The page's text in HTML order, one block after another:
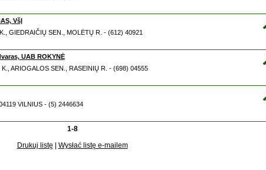
VšĮ
GIEDRAIČIŲ SEN., MOLĖTŲ R. - (612) 40921
UAB ROKYNĖ
K., ARIOGALOS SEN., RASEINIŲ R. - (698) 04555
VILNIUS - (5) 2446634
1-8
Drukuj listę
Wysłać listę e-mailem